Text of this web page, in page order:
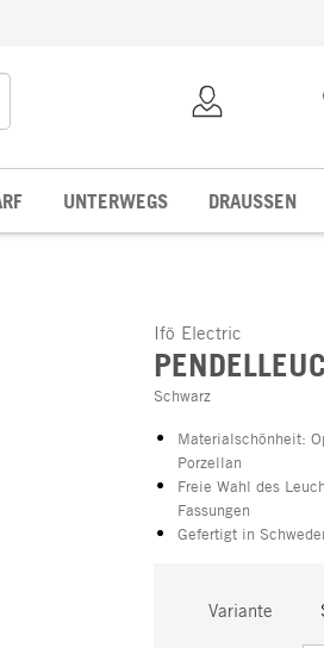
UNTERWEGS DRAUSSEN
Ifö Electric
Schwarz
Materialschönheit:
Porzellan
Freie Wahl des
Fassungen
Gefertigt in
Variante